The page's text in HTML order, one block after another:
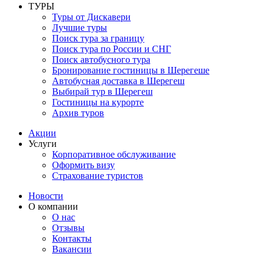
ТУРЫ
Туры от Дискавери
Лучшие туры
Поиск тура за границу
Поиск тура по России и СНГ
Поиск автобусного тура
Бронирование гостиницы в Шерегеше
Автобусная доставка в Шерегеш
Выбирай тур в Шерегеш
Гостиницы на курорте
Архив туров
Акции
Услуги
Корпоративное обслуживание
Оформить визу
Страхование туристов
Новости
О компании
О нас
Отзывы
Контакты
Вакансии